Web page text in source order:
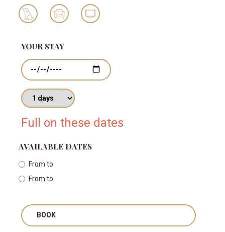
YOUR STAY
Dates
Number of days
Full on these dates
AVAILABLE DATES
Fromto
Fromto
BOOK